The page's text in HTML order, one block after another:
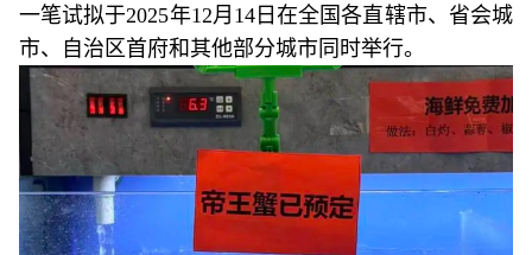
一笔试拟于2025年12月14日在全国各直辖市、省会城
市、自治区首府和其他部分城市同时举行。